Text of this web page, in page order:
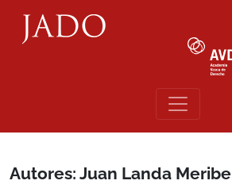
Autores: Juan Landa Meribe